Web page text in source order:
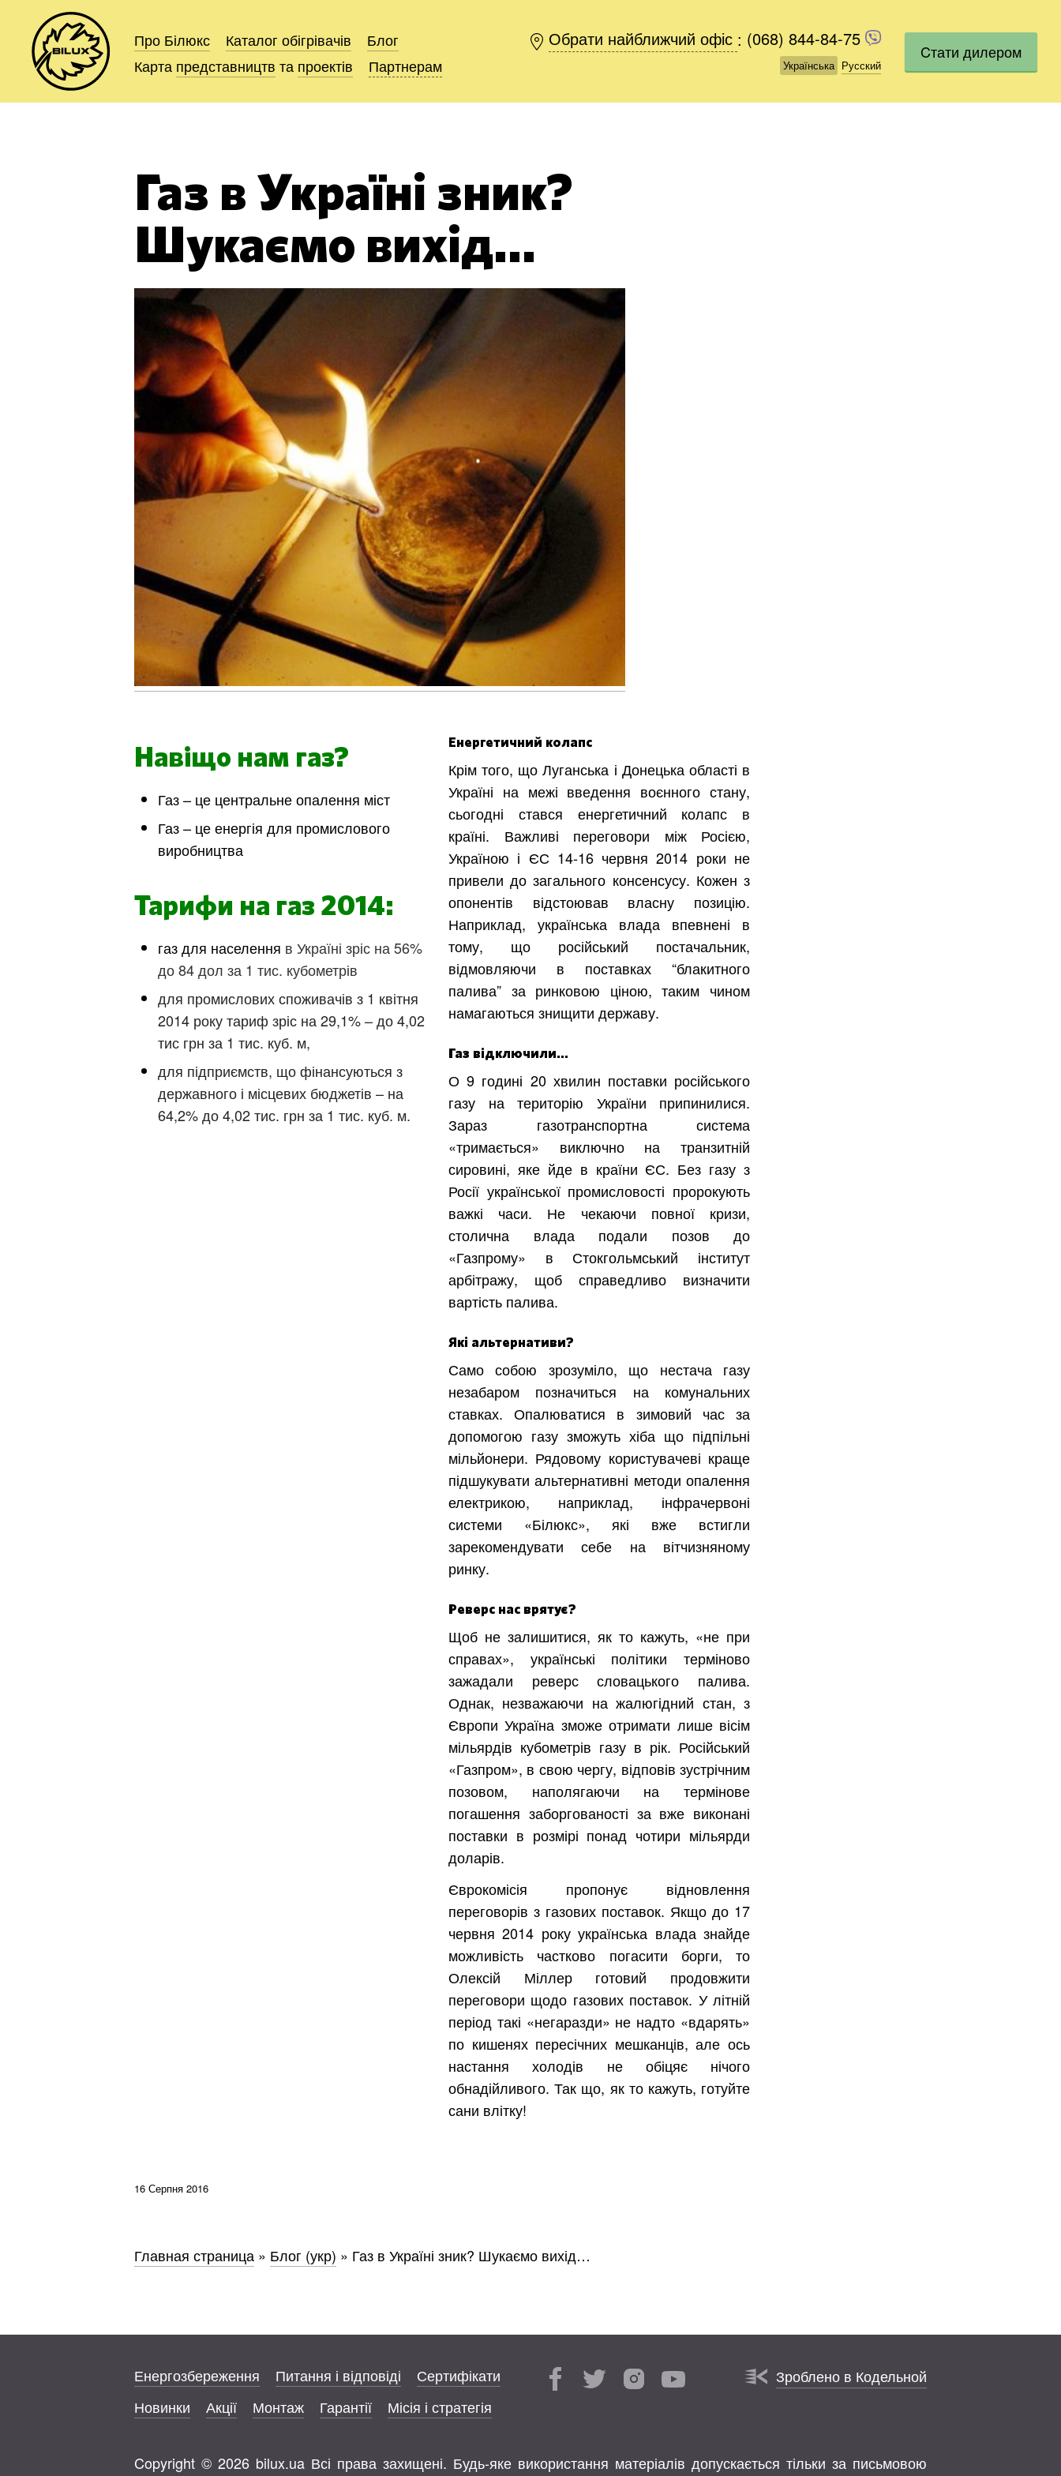
Про Білюкс Каталог обігрівачів
Блог
Карта представництв та проектів Партнерам
Обрати найближчий офіс (068) 844-84-75
Українська Русский
Про Білюкс Каталог обігрівачів
Блог
Карта представництв та проектів Партнерам
Обрати найближчий офіс : (068) 844-84-75
Українська Русский
Cтати дилером
Газ в Україні зник?
Шукаємо вихід…
Навіщо нам газ?
Газ – це центральне опалення міст
Газ – це енергія для промислового
виробництва
Тарифи на газ 2014:
газ для населення в Україні зріс на 56%
до 84 дол за 1 тис. кубометрів
для промислових споживачів з 1 квітня
2014 року тариф зріс на 29,1% – до 4,02
тис грн за 1 тис. куб. м,
для підприємств, що фінансуються з
державного і місцевих бюджетів – на
64,2% до 4,02 тис. грн за 1 тис. куб. м.
Енергетичний колапс
Крім того, що Луганська і Донецька області в
Україні на межі введення воєнного стану,
сьогодні стався енергетичний колапс в
країні. Важливі переговори між Росією,
Україною і ЄС 14-16 червня 2014 роки не
привели до загального консенсусу. Кожен з
опонентів відстоював власну позицію.
Наприклад, українська влада впевнені в
тому, що російський постачальник,
відмовляючи в поставках “блакитного
палива” за ринковою ціною, таким чином
намагаються знищити державу.
Газ відключили…
О 9 годині 20 хвилин поставки російського
газу на територію України припинилися.
Зараз газотранспортна система
«тримається» виключно на транзитній
сировині, яке йде в країни ЄС. Без газу з
Росії української промисловості пророкують
важкі часи. Не чекаючи повної кризи,
столична влада подали позов до
«Газпрому» в Стокгольмський інститут
арбітражу, щоб справедливо визначити
вартість палива.
Які альтернативи?
Само собою зрозуміло, що нестача газу
незабаром позначиться на комунальних
ставках. Опалюватися в зимовий час за
допомогою газу зможуть хіба що підпільні
мільйонери. Рядовому користувачеві краще
підшукувати альтернативні методи опалення
електрикою, наприклад, інфрачервоні
системи «Білюкс», які вже встигли
зарекомендувати себе на вітчизняному
ринку.
Реверс нас врятує?
Щоб не залишитися, як то кажуть, «не при
справах», українські політики терміново
зажадали реверс словацького палива.
Однак, незважаючи на жалюгідний стан, з
Європи Україна зможе отримати лише вісім
мільярдів кубометрів газу в рік. Російський
«Газпром», в свою чергу, відповів зустрічним
позовом, наполягаючи на термінове
погашення заборгованості за вже виконані
поставки в розмірі понад чотири мільярди
доларів.
Єврокомісія пропонує відновлення
переговорів з газових поставок. Якщо до 17
червня 2014 року українська влада знайде
можливість частково погасити борги, то
Олексій Міллер готовий продовжити
переговори щодо газових поставок. У літній
період такі «негаразди» не надто «вдарять»
по кишенях пересічних мешканців, але ось
настання холодів не обіцяє нічого
обнадійливого. Так що, як то кажуть, готуйте
сани влітку!
16 Серпня 2016
Главная страница » Блог (укр) » Газ в Україні зник? Шукаємо вихід…
Енергозбереження Питання і відповіді
Сертифікати
Новинки
Акції Монтаж Гарантії Місія і стратегія
Зроблено в Кодельной
Copyright © 2026 bilux.ua Всі права захищені. Будь-яке використання матеріалів допускається тільки за письмовою
Харків Одесса
Івано-Франківськ
Львів
Вінниця
Безкоштовно.
Замовити